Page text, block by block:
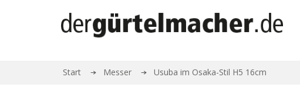
Start Messer Usuba im Osaka-Stil H5 16cm